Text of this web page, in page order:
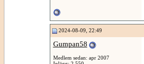
2024-08-09, 22:49
Gumpan58
Medlem sedan: apr 2007